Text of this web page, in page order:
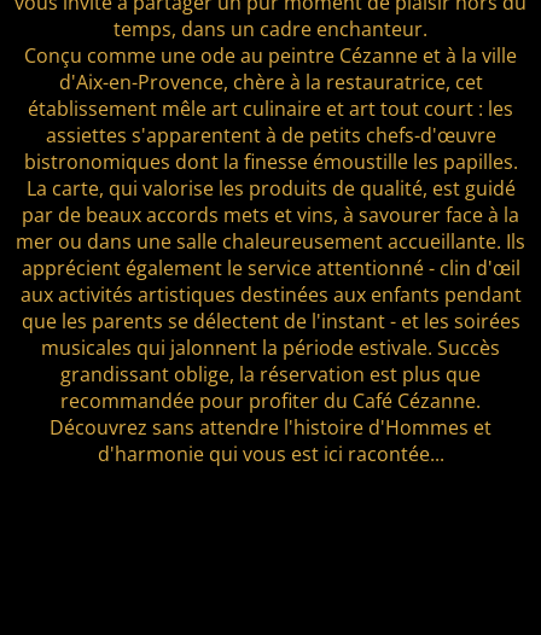
temps, dans un cadre enchanteur.
Conçu comme une ode au peintre Cézanne et à la ville
d'Aix-en-Provence, chère à la restauratrice, cet
établissement mêle art culinaire et art tout court : les
assiettes s'apparentent à de petits chefs-d'œuvre
bistronomiques dont la finesse émoustille les papilles.
La carte, qui valorise les produits de qualité, est guidé
par de beaux accords mets et vins, à savourer face à la
mer ou dans une salle chaleureusement accueillante. Ils
apprécient également le service attentionné - clin d'œil
aux activités artistiques destinées aux enfants pendant
que les parents se délectent de l'instant - et les soirées
musicales qui jalonnent la période estivale. Succès
grandissant oblige, la réservation est plus que
recommandée pour profiter du Café Cézanne.
Découvrez sans attendre l'histoire d'Hommes et
d'harmonie qui vous est ici racontée...